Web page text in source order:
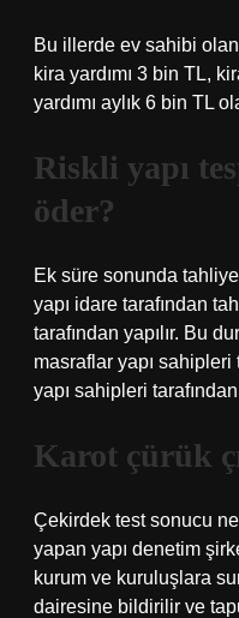
Bu illerde ev sahibi
kira yardımı 3 bin TL,
yardımı aylık 6 bin TL
Riskli yapı
öder?
Ek süre sonunda
yapı idare tarafından
tarafından yapılır. Bu
masraflar yapı sahipleri
yapı sahipleri
Karot çürük
Çekirdek test sonucu
yapan yapı denetim
kurum ve kuruluşlara
dairesine bildirilir ve